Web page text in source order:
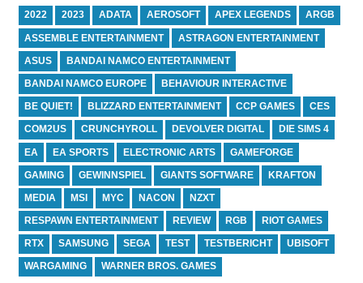
2022 2023 ADATA AEROSOFT APEX LEGENDS ARGB
ASSEMBLE ENTERTAINMENT ASTRAGON ENTERTAINMENT
ASUS BANDAI NAMCO ENTERTAINMENT
BANDAI NAMCO EUROPE BEHAVIOUR INTERACTIVE
BE QUIET! BLIZZARD ENTERTAINMENT CCP GAMES CES
COM2US CRUNCHYROLL DEVOLVER DIGITAL DIE SIMS 4
EA EA SPORTS ELECTRONIC ARTS GAMEFORGE
GAMING GEWINNSPIEL GIANTS SOFTWARE KRAFTON
MEDIA MSI MYC NACON NZXT
RESPAWN ENTERTAINMENT REVIEW RGB RIOT GAMES
RTX SAMSUNG SEGA TEST TESTBERICHT UBISOFT
WARGAMING WARNER BROS. GAMES